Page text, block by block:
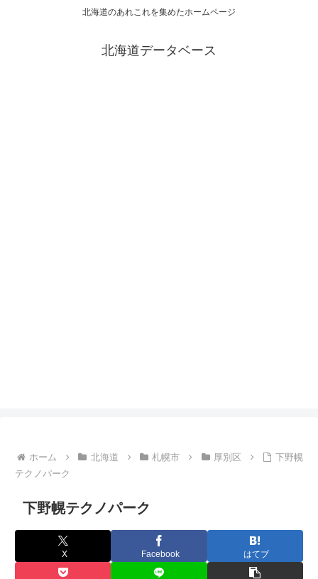
北海道のあれこれを集めたホームページ
北海道データベース
ホーム 北海道 札幌市 厚別区
下野幌
テクノパーク
下野幌テクノパーク
X Facebook はてブ